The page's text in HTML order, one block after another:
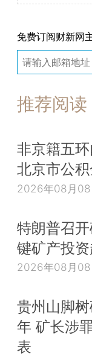
免费订阅财新网
推荐阅读
非京籍五
北京市公
2026年08月08
特朗普召
键矿产投
2026年08月08
贵州山脚
年 矿长涉
表